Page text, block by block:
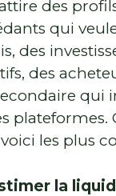
des
qui
des
des
qui
plateformes.
les plus
la